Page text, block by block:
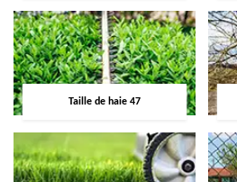
Taille de haie 47